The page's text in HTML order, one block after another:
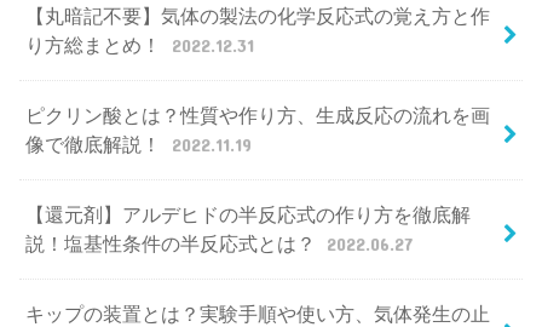
【丸暗記不要】気体の製法の化学反応式の覚え方と作
り方総まとめ！
2022.12.31
ピクリン酸とは？性質や作り方、生成反応の流れを画
像で徹底解説！
2022.11.19
【還元剤】アルデヒドの半反応式の作り方を徹底解
説！塩基性条件の半反応式とは？
2022.06.27
キップの装置とは？実験手順や使い方、気体発生の止